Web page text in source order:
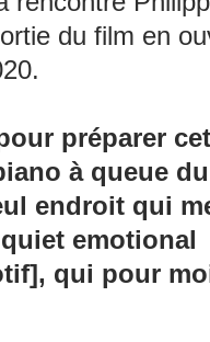
du film en
préparer
à queue
endroit qui
quiet emotional
qui pour